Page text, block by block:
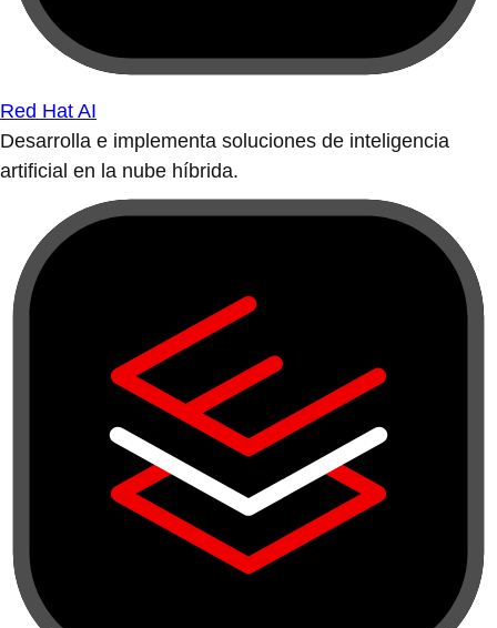
Red Hat AI
Desarrolla e implementa soluciones de inteligencia
artificial en la nube híbrida.